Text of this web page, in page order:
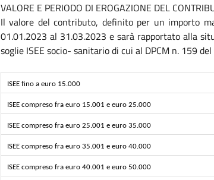
VALORE E PERIODO DI EROGAZIONE DEL
Il valore del contributo, definito per un importo
01.01.2023 al 31.03.2023 e sarà rapportato alla
soglie ISEE socio- sanitario di cui al DPCM n. 159
ISEE fino a euro 15.000
ISEE compreso fra euro 15.001 e euro 25.000
ISEE compreso fra euro 25.001 e euro 35.000
ISEE compreso fra euro 35.001 e euro 40.000
ISEE compreso fra euro 40.001 e euro 50.000